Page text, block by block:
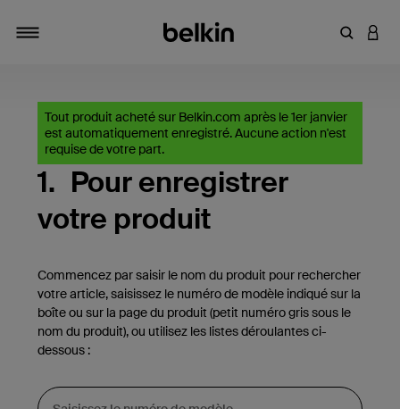
Saisir
Tout produit acheté sur Belkin.com après le 1er janvier
est automatiquement enregistré. Aucune action n'est
requise de votre part.
1. Pour enregistrer
votre produit
Commencez par saisir le nom du produit pour rechercher
votre article, saisissez le numéro de modèle indiqué sur la
boîte ou sur la page du produit (petit numéro gris sous le
nom du produit), ou utilisez les listes déroulantes ci-
dessous :